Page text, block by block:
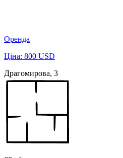
Оренда
Ціна: 800 USD
Драгомирова, 3